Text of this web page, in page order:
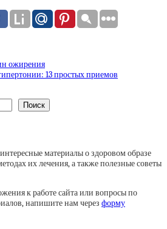
ожирения
13 простых приемов
Поиск
материалы о здоровом образе
их лечения, а также полезные советы
к работе сайта или вопросы по
напишите нам через форму